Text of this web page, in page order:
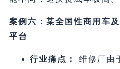
案例六：某全国性商用车
平台
行业痛点：
维修厂由